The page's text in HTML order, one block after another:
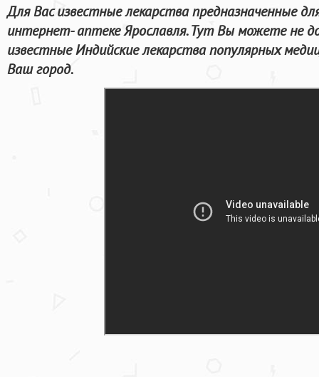
Для Вас известные лекарства предназначенные
интернет- аптеке Ярославля. Тут Вы можете не
известные Индийские лекарства популярных
Ваш город.